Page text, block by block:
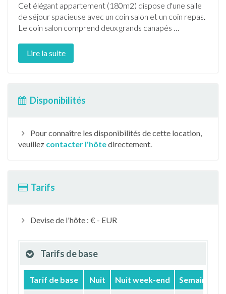
Cet élégant appartement (180m2) dispose d'une salle
de séjour spacieuse avec un coin salon et un coin repas.
Le coin salon comprend deux grands canapés …
Lire la suite
Disponibilités
Pour connaître les disponibilités de cette location,
veuillez contacter l'hôtedirectement.
Tarifs
Devise de l'hôte : € - EUR
Tarifs de base
Tarif de base Nuit Nuit week-end Semaine